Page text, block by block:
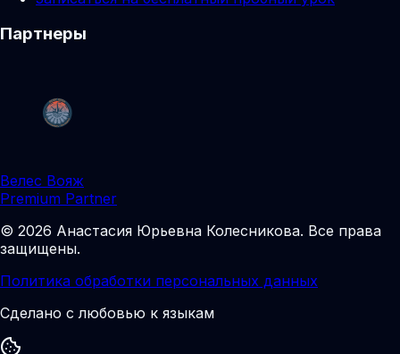
Партнеры
Велес Вояж
Premium Partner
© 2026 Анастасия Юрьевна Колесникова. Все права
защищены.
Политика обработки персональных данных
Сделано с любовью к языкам